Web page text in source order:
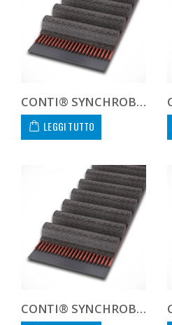
CONTI® SYNCHROBELT 270H300
LEGGI TUTTO
CONTI® SYNCHROBELT 330H300